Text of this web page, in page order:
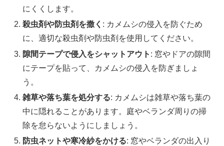
にくくします。
殺虫剤や防虫剤を撒く : カメムシの侵入を防ぐため
に、適切な殺虫剤や防虫剤を使用してください。
隙間テープで侵入をシャットアウト : 窓やドアの隙間
にテープを貼って、カメムシの侵入を防ぎましょ
う。
雑草や落ち葉を処分する: カメムシは雑草や落ち葉の
中に隠れることがあります。庭やベランダ周りの掃
除を怠らないようにしましょう。
防虫ネットや寒冷紗をかける: 窓やベランダの出入り